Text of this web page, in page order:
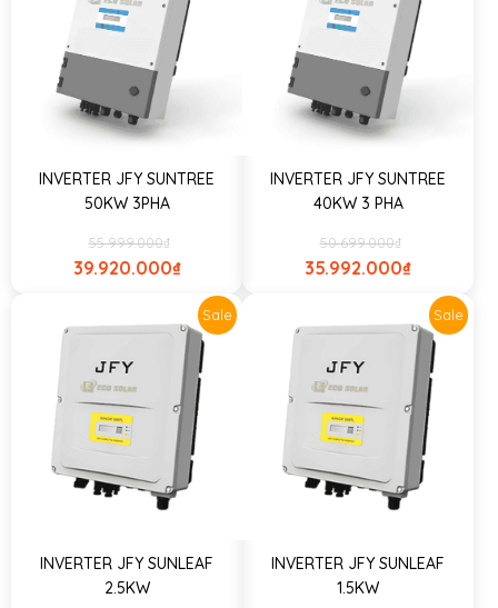
INVERTER JFY SUNTREE
50KW 3PHA
₫
55.999.000
₫
39.920.000
INVERTER JFY SUNTREE
40KW 3 PHA
₫
50.699.000
₫
35.992.000
Sale
INVERTER JFY SUNLEAF
2.5KW
Sale
INVERTER JFY SUNLEAF
1.5KW